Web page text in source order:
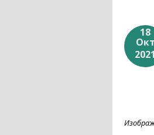
18
Окт
2021